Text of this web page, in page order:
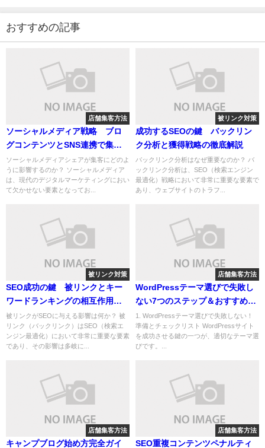
おすすめの記事
店舗集客方法
ソーシャルメディア戦略 ブロ
グコンテンツとSNS連携で集客
を拡大する方法
ソーシャルメディアシェアが集客にどのよ
うに影響するのか？ ソーシャルメディア
は、現代のデジタルマーケティングにおい
て欠かせない要素となってお...
被リンク対策
成功するSEOの鍵 バックリン
ク分析と獲得戦略の徹底解説
バックリンク分析はなぜ重要なのか？ バ
ックリンク分析は、SEO（検索エンジン
最適化）戦略において非常に重要な要素で
あり、ウェブサイトのトラフ...
被リンク対策
SEO成功の鍵 被リンクとキー
ワードランキングの相互作用と
戦略
被リンクがSEOに与える影響は何か？ 被
リンク（バックリンク）はSEO（検索エ
ンジン最適化）において非常に重要な要素
であり、その影響は多岐に...
店舗集客方法
WordPressテーマ選びで失敗し
ない7つのステップ＆おすすめテ
ーマ10選
1. WordPressテーマ選びで失敗しない！
準備とチェックリスト WordPressサイト
を成功させる鍵の一つが、適切なテーマ選
びです。...
店舗集客方法
キャンプブログ始め方完全ガイ
店舗集客方法
SEO重複コンテンツペナルティ